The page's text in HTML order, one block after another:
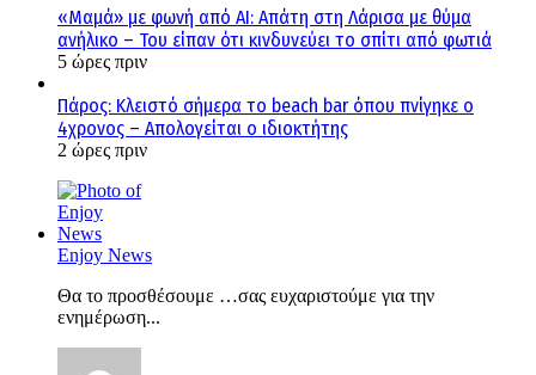
«Μαμά» με φωνή από AI: Απάτη στη Λάρισα με θύμα
ανήλικο – Του είπαν ότι κινδυνεύει το σπίτι από φωτιά
5 ώρες πριν
Πάρος: Κλειστό σήμερα το beach bar όπου πνίγηκε ο
4χρονος – Απολογείται ο ιδιοκτήτης
2 ώρες πριν
Enjoy News
Θα το προσθέσουμε …σας ευχαριστούμε για την
ενημέρωση...